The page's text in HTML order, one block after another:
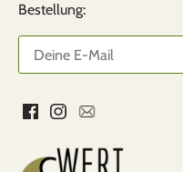
Bestellung: